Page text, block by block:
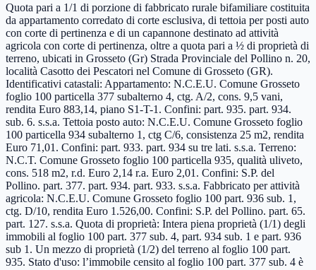
Quota pari a 1/1 di porzione di fabbricato rurale bifamiliare costituita
da appartamento corredato di corte esclusiva, di tettoia per posti auto
con corte di pertinenza e di un capannone destinato ad attività
agricola con corte di pertinenza, oltre a quota pari a ½ di proprietà di
terreno, ubicati in Grosseto (Gr) Strada Provinciale del Pollino n. 20,
località Casotto dei Pescatori nel Comune di Grosseto (GR).
Identificativi catastali: Appartamento: N.C.E.U. Comune Grosseto
foglio 100 particella 377 subalterno 4, ctg. A/2, cons. 9,5 vani,
rendita Euro 883,14, piano S1-T-1. Confini: part. 935. part. 934.
sub. 6. s.s.a. Tettoia posto auto: N.C.E.U. Comune Grosseto foglio
100 particella 934 subalterno 1, ctg C/6, consistenza 25 m2, rendita
Euro 71,01. Confini: part. 933. part. 934 su tre lati. s.s.a. Terreno:
N.C.T. Comune Grosseto foglio 100 particella 935, qualità uliveto,
cons. 518 m2, r.d. Euro 2,14 r.a. Euro 2,01. Confini: S.P. del
Pollino. part. 377. part. 934. part. 933. s.s.a. Fabbricato per attività
agricola: N.C.E.U. Comune Grosseto foglio 100 part. 936 sub. 1,
ctg. D/10, rendita Euro 1.526,00. Confini: S.P. del Pollino. part. 65.
part. 127. s.s.a. Quota di proprietà: Intera piena proprietà (1/1) degli
immobili al foglio 100 part. 377 sub. 4, part. 934 sub. 1 e part. 936
sub 1. Un mezzo di proprietà (1/2) del terreno al foglio 100 part.
935. Stato d'uso: l’immobile censito al foglio 100 part. 377 sub. 4 è